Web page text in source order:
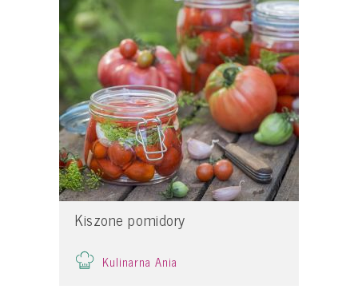
Kiszone pomidory
Kulinarna Ania